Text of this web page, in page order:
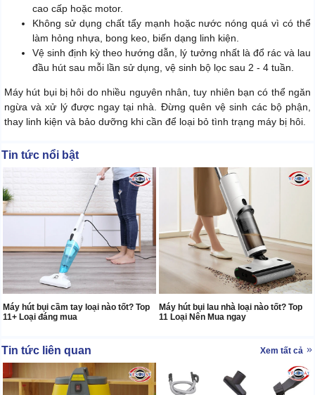
cao cấp hoặc motor.
Không sử dụng chất tẩy mạnh hoặc nước nóng quá vì có thể
làm hỏng nhựa, bong keo, biến dạng linh kiện.
Vệ sinh định kỳ theo hướng dẫn, lý tưởng nhất là đổ rác và lau
đầu hút sau mỗi lần sử dụng, vệ sinh bộ lọc sau 2 - 4 tuần.
Máy hút bụi bị hôi do nhiều nguyên nhân, tuy nhiên bạn có thể ngăn
ngừa và xử lý được ngay tại nhà. Đừng quên vệ sinh các bộ phận,
thay linh kiện và bảo dưỡng khi cần để loại bỏ tình trạng máy bị hôi.
Tin tức nổi bật
Máy hút bụi cầm tay loại nào tốt? Top
11+ Loại đáng mua
Máy hút bụi lau nhà loại nào tốt? Top
11 Loại Nên Mua ngay
Tin tức liên quan Xem tất cả